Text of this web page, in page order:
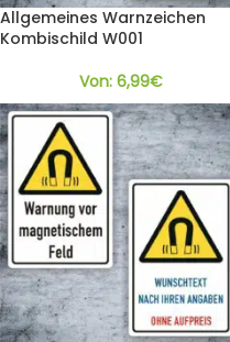
Allgemeines Warnzeichen
Kombischild W001
Von: 6,99€